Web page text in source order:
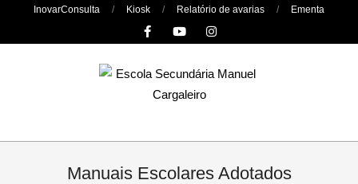
InovarConsulta Kiosk Relatório de avarias Ementa
Primary
Manuais Escolares Adotados